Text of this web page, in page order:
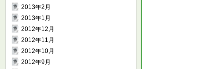
2013年2月
2013年1月
2012年12月
2012年11月
2012年10月
2012年9月